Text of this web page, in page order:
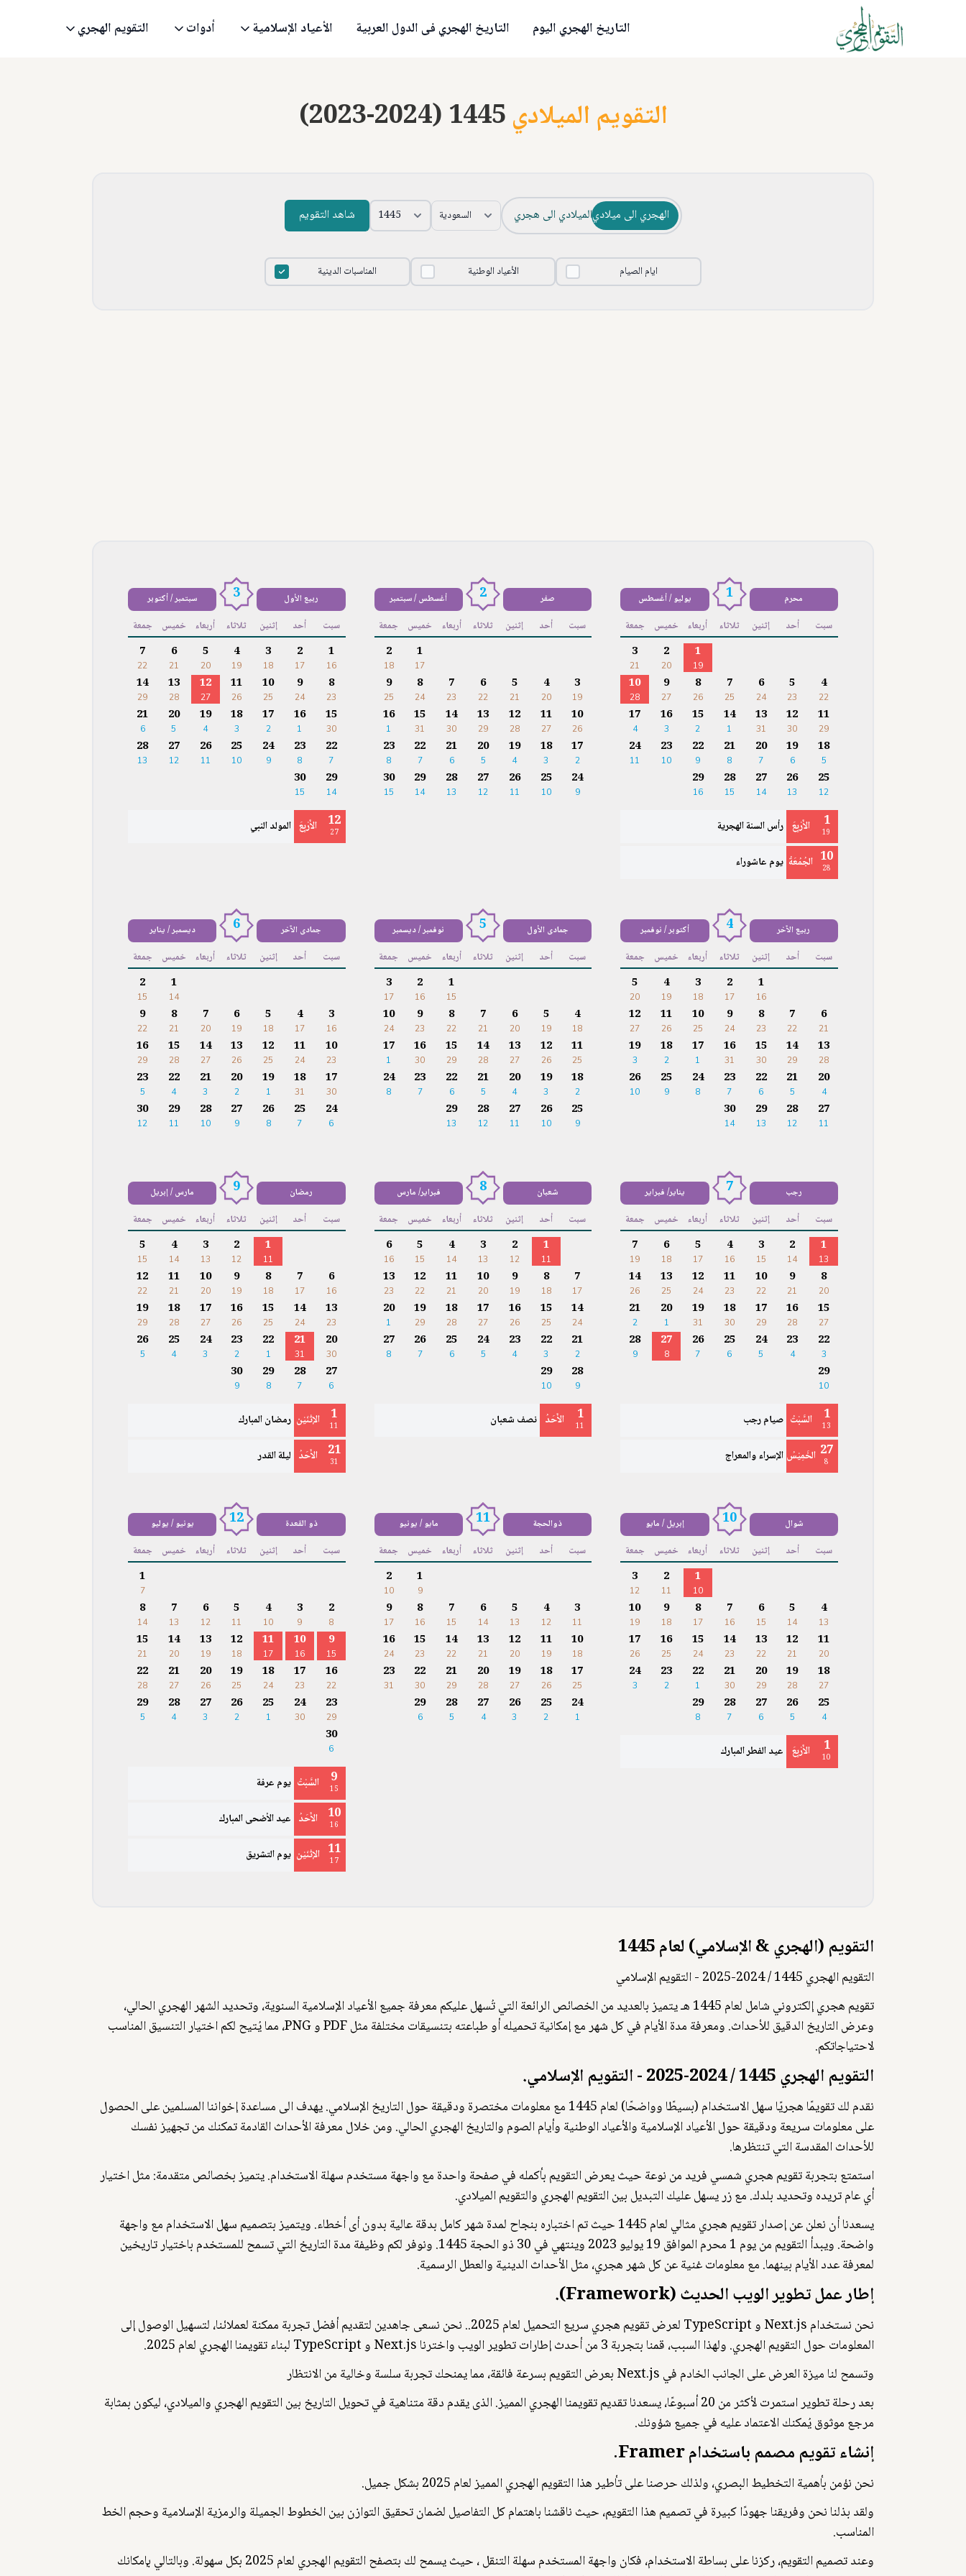
التاريخ الهجري اليوم التاريخ الهجري فى الدول العربية الأعياد الإسلامية أدوات التقويم الهجري
(2023-2024) 1445التقويم الميلادي
شاهد التقويم الميلادي الى هجريالهجري الى ميلادي
المناسبات الدينية الأعياد الوطنية ايام الصيام
محرم 1 يوليو / أغسطس
سبت أحد إثنين ثلاثاء أربعاء خميس جمعة
1
19
2
20
3
21
4
22
5
23
6
24
7
25
8
26
9
27
10
28
11
29
12
30
13
31
14
1
15
2
16
3
17
4
18
5
19
6
20
7
21
8
22
9
23
10
24
11
25
12
26
13
27
14
28
15
29
16
1
19 الأَرْبِعَ رأس السنة الهجرية
10
28 الجُمُعَةُ يوم عاشوراء
صفر 2 أغسطس / سبتمبر
سبت أحد إثنين ثلاثاء أربعاء خميس جمعة
1
17
2
18
3
19
4
20
5
21
6
22
7
23
8
24
9
25
10
26
11
27
12
28
13
29
14
30
15
31
16
1
17
2
18
3
19
4
20
5
21
6
22
7
23
8
24
9
25
10
26
11
27
12
28
13
29
14
30
15
ربيع الأول 3 سبتمبر / أكتوبر
سبت أحد إثنين ثلاثاء أربعاء خميس جمعة
1
16
2
17
3
18
4
19
5
20
6
21
7
22
8
23
9
24
10
25
11
26
12
27
13
28
14
29
15
30
16
1
17
2
18
3
19
4
20
5
21
6
22
7
23
8
24
9
25
10
26
11
27
12
28
13
29
14
30
15
12
27 الأَرْبِعَ المولد النبي
ربيع الآخر 4 أكتوبر / نوفمبر
سبت أحد إثنين ثلاثاء أربعاء خميس جمعة
1
16
2
17
3
18
4
19
5
20
6
21
7
22
8
23
9
24
10
25
11
26
12
27
13
28
14
29
15
30
16
31
17
1
18
2
19
3
20
4
21
5
22
6
23
7
24
8
25
9
26
10
27
11
28
12
29
13
30
14
جمادى الأول 5 نوفمبر / ديسمبر
سبت أحد إثنين ثلاثاء أربعاء خميس جمعة
1
15
2
16
3
17
4
18
5
19
6
20
7
21
8
22
9
23
10
24
11
25
12
26
13
27
14
28
15
29
16
30
17
1
18
2
19
3
20
4
21
5
22
6
23
7
24
8
25
9
26
10
27
11
28
12
29
13
جمادى الآخر 6 ديسمبر / يناير
سبت أحد إثنين ثلاثاء أربعاء خميس جمعة
1
14
2
15
3
16
4
17
5
18
6
19
7
20
8
21
9
22
10
23
11
24
12
25
13
26
14
27
15
28
16
29
17
30
18
31
19
1
20
2
21
3
22
4
23
5
24
6
25
7
26
8
27
9
28
10
29
11
30
12
رجب 7 يناير/ فبراير
سبت أحد إثنين ثلاثاء أربعاء خميس جمعة
1
13
2
14
3
15
4
16
5
17
6
18
7
19
8
20
9
21
10
22
11
23
12
24
13
25
14
26
15
27
16
28
17
29
18
30
19
31
20
1
21
2
22
3
23
4
24
5
25
6
26
7
27
8
28
9
29
10
1
13 السَّبْتُ صيام رجب
27
8 الخَمِيْسُ الإسراء والمعراج
شعبان 8 فبراير/ مارس
سبت أحد إثنين ثلاثاء أربعاء خميس جمعة
1
11
2
12
3
13
4
14
5
15
6
16
7
17
8
18
9
19
10
20
11
21
12
22
13
23
14
24
15
25
16
26
17
27
18
28
19
29
20
1
21
2
22
3
23
4
24
5
25
6
26
7
27
8
28
9
29
10
1
11 الأَحَدُ نصف شعبان
رمضان 9 مارس / إبريل
سبت أحد إثنين ثلاثاء أربعاء خميس جمعة
1
11
2
12
3
13
4
14
5
15
6
16
7
17
8
18
9
19
10
20
11
21
12
22
13
23
14
24
15
25
16
26
17
27
18
28
19
29
20
30
21
31
22
1
23
2
24
3
25
4
26
5
27
6
28
7
29
8
30
9
1
11 الإثْنَيْن رمضان المبارك
21
31 الأَحَدُ ليلة القدر
شوال 10 إبريل / مايو
سبت أحد إثنين ثلاثاء أربعاء خميس جمعة
1
10
2
11
3
12
4
13
5
14
6
15
7
16
8
17
9
18
10
19
11
20
12
21
13
22
14
23
15
24
16
25
17
26
18
27
19
28
20
29
21
30
22
1
23
2
24
3
25
4
26
5
27
6
28
7
29
8
1
10 الأَرْبِعَ عيد الفطر المبارك
ذوالحجة 11 مايو / يونيو
سبت أحد إثنين ثلاثاء أربعاء خميس جمعة
1
9
2
10
3
11
4
12
5
13
6
14
7
15
8
16
9
17
10
18
11
19
12
20
13
21
14
22
15
23
16
24
17
25
18
26
19
27
20
28
21
29
22
30
23
31
24
1
25
2
26
3
27
4
28
5
29
6
ذو القعدة 12 يونيو / يوليو
سبت أحد إثنين ثلاثاء أربعاء خميس جمعة
1
7
2
8
3
9
4
10
5
11
6
12
7
13
8
14
9
15
10
16
11
17
12
18
13
19
14
20
15
21
16
22
17
23
18
24
19
25
20
26
21
27
22
28
23
29
24
30
25
1
26
2
27
3
28
4
29
5
30
6
9
15 السَّبْتُ يوم عرفة
10
16 الأَحَدُ عيد الأضحى المبارك
11
17 الإثْنَيْن يوم التشريق
التقويم (الهجري & الإسلامي) لعام 1445
التقويم الهجري 1445 / 2024-2025 - التقويم الإسلامي
تقويم هجري إلكتروني شامل لعام 1445 هـ يتميز بالعديد من الخصائص الرائعة التي تُسهل عليكم معرفة جميع الأعياد الإسلامية السنوية، وتحديد الشهر الهجري الحالي،
وعرض التاريخ الدقيق للأحداث. ومعرفة مدة الأيام في كل شهر مع إمكانية تحميله أو طباعته بتنسيقات مختلفة مثل PDF و PNG، مما يُتيح لكم اختيار التنسيق المناسب
لاحتياجاتكم.
التقويم الهجري 1445 / 2024-2025 - التقويم الإسلامي.
نقدم لك تقويمًا هجريًا سهل الاستخدام (بسيطًا وواضحًا) لعام 1445 مع معلومات مختصرة ودقيقة حول التاريخ الإسلامي. يهدف الى مساعدة إخواننا المسلمين على الحصول
على معلومات سريعة ودقيقة حول الأعياد الإسلامية والأعياد الوطنية وأيام الصوم والتاريخ الهجري الحالي. ومن خلال معرفة الأحداث القادمة تمكنك من تجهيز نفسك
للأحداث المقدسة التي تنتظرها.
استمتع بتجربة تقويم هجري شمسي فريد من نوعة حيث يعرض التقويم بأكمله في صفحة واحدة مع واجهة مستخدم سهلة الاستخدام. يتميز بخصائص متقدمة: مثل اختيار
أي عام تريده وتحديد بلدك. مع زر يسهل عليك التبديل بين التقويم الهجري والتقويم الميلادي.
يسعدنا أن نعلن عن إصدار تقويم هجري مثالي لعام 1445 حيث تم اختباره بنجاح لمدة شهر كامل بدقة عالية بدون أى أخطاء. ويتميز بتصميم سهل الاستخدام مع واجهة
واضحة. ويبدأ التقويم من يوم 1 محرم الموافق 19 يوليو 2023 وينتهي في 30 ذو الحجة 1445. ونوفر لكم وظيفة مدة التاريخ التي تسمح للمستخدم باختيار تاريخين
لمعرفة عدد الأيام بينهما. مع معلومات غنية عن كل شهر هجري، مثل الأحداث الدينية والعطل الرسمية.
إطار عمل تطوير الويب الحديث (Framework).
نحن نستخدام Next.js و TypeScript لعرض تقويم هجري سريع التحميل لعام 2025.. نحن نسعى جاهدين لتقديم أفضل تجربة ممكنة لعملائنا، لتسهيل الوصول إلى
المعلومات حول التقويم الهجري. ولهذا السبب، قمنا بتجربة 3 من أحدث إطارات تطوير الويب واخترنا Next.js و TypeScript لبناء تقويمنا الهجري لعام 2025.
وتسمح لنا ميزة العرض على الجانب الخادم في Next.js بعرض التقويم بسرعة فائقة، مما يمنحك تجربة سلسة وخالية من الانتظار
بعد رحلة تطوير استمرت لأكثر من 20 أسبوعًا، يسعدنا تقديم تقويمنا الهجري المميز. الذى يقدم دقة متناهية في تحويل التاريخ بين التقويم الهجري والميلادي، ليكون بمثابة
مرجع موثوق يُمكنك الاعتماد عليه في جميع شؤونك.
إنشاء تقويم مصمم باستخدام Framer.
نحن نؤمن بأهمية التخطيط البصري، ولذلك حرصنا على تأطير هذا التقويم الهجري المميز لعام 2025 بشكل جميل.
ولقد بذلنا نحن وفريقنا جهودًا كبيرة في تصميم هذا التقويم، حيث ناقشنا باهتمام كل التفاصيل لضمان تحقيق التوازن بين الخطوط الجميلة والرمزية الإسلامية وحجم الخط
المناسب.
وعند تصميم التقويم، ركزنا على بساطة الاستخدام، فكان واجهة المستخدم سهلة التنقل ، حيث يسمح لك بتصفح التقويم الهجري لعام 2025 بكل سهولة. وبالتالي بإمكانك